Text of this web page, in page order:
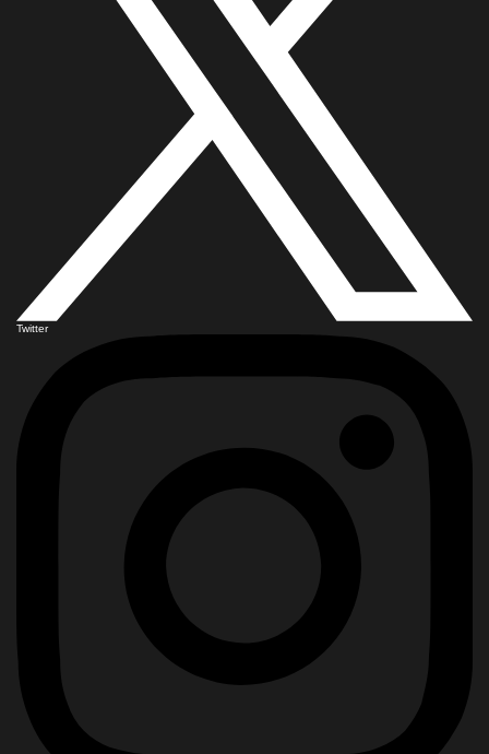
Twitter